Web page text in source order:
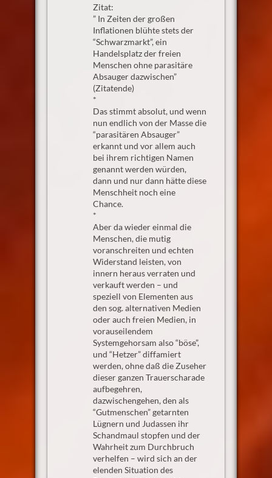
Zitat:
” In Zeiten der großen
Inflationen blühte stets der
“Schwarzmarkt”, ein
Handelsplatz der freien
Menschen ohne parasitäre
Absauger dazwischen”
(Zitatende)
*
Das stimmt absolut, und wenn
nun endlich von der Masse die
“parasitären Absauger”
erkannt und vor allem auch
bei ihrem richtigen Namen
genannt werden würden,
dann und nur dann hätte diese
Menschheit noch eine
Chance.
*
Aber da wieder einmal die
Menschen, die mutig
voranschreiten und echten
Widerstand leisten, von
innern heraus verraten und
verkauft werden – und
speziell von Elementen aus
den sog. alternativen Medien
oder auch freien Medien, in
vorauseilendem
Systemgehorsam also “böse”,
und “Hetzer” diffamiert
werden, ohne daß die Zuseher
dieser ganzen Trauerscharade
aufbegehren,
dazwischengehen, den als
“Gutmenschen” getarnten
Lügnern und Judassen ihr
Schandmaul stopfen und der
Wahrheit zum Durchbruch
verhelfen – wird sich an der
elenden Situation des